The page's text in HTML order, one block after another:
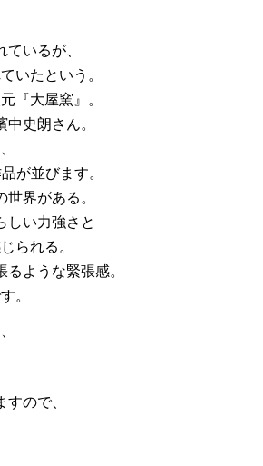
いるが、
いたという。
『大屋窯』。
史朗さん。
が並びます。
界がある。
しい力強さと
られる。
ような緊張感。
。
ので、